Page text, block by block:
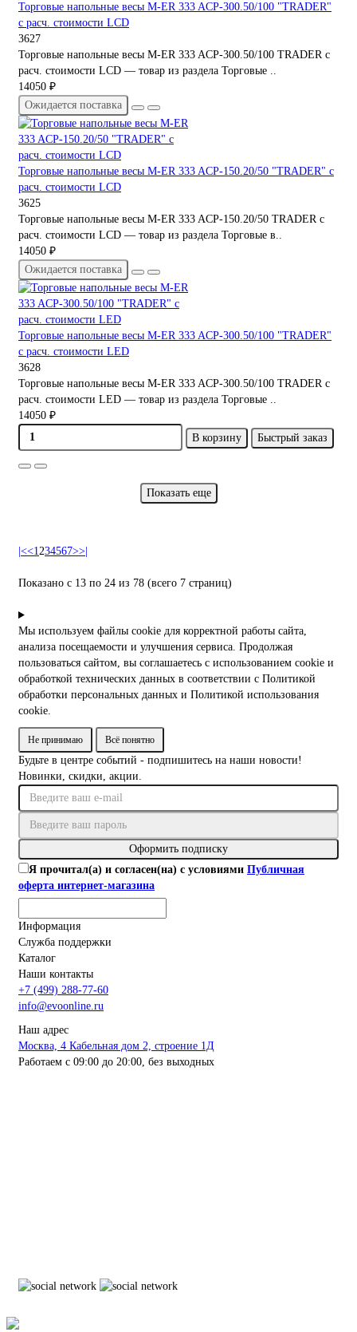
Торговые напольные весы M-ER 333 ACP-300.50/100 "TRADER"
с расч. стоимости LCD
3627
Торговые напольные весы M-ER 333 ACP-300.50/100 TRADER с
расч. стоимости LCD — товар из раздела Торговые ..
14050 ₽
Ожидается поставка
Торговые напольные весы M-ER 333 ACP-150.20/50 "TRADER" с
расч. стоимости LCD
3625
Торговые напольные весы M-ER 333 ACP-150.20/50 TRADER с
расч. стоимости LCD — товар из раздела Торговые в..
14050 ₽
Ожидается поставка
Торговые напольные весы M-ER 333 ACP-300.50/100 "TRADER"
с расч. стоимости LED
3628
Торговые напольные весы M-ER 333 ACP-300.50/100 TRADER с
расч. стоимости LED — товар из раздела Торговые ..
14050 ₽
В корзину
Быстрый заказ
Показать еще
|<<1234567>>|
Показано с 13 по 24 из 78 (всего 7 страниц)
Мы используем файлы cookie для корректной работы сайта,
анализа посещаемости и улучшения сервиса. Продолжая
пользоваться сайтом, вы соглашаетесь с использованием cookie и
обработкой технических данных в соответствии с Политикой
обработки персональных данных и Политикой использования
cookie.
Не принимаю Всё понятно
Будьте в центре событий - подпишитесь на наши новости!
Новинки, скидки, акции.
Оформить подписку
Я прочитал(а) и согласен(на) с условиями Публичная
оферта интернет-магазина
Информация
Служба поддержки
Каталог
Наши контакты
+7 (499) 288-77-60
info@evoonline.ru
Наш адрес
Москва, 4 Кабельная дом 2, строение 1Д
Работаем с 09:00 до 20:00, без выходных